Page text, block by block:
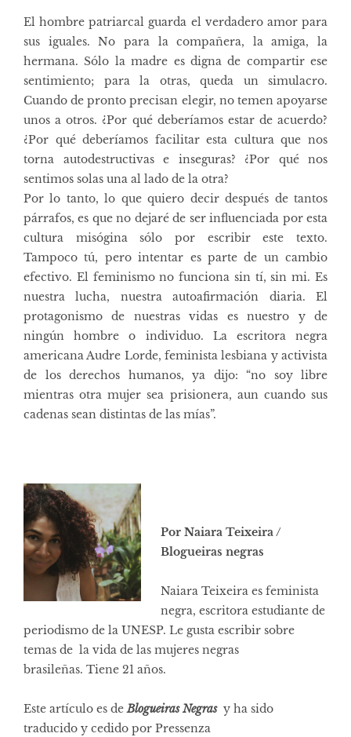
El hombre patriarcal guarda el verdadero amor para
sus iguales. No para la compañera, la amiga, la
hermana. Sólo la madre es digna de compartir ese
sentimiento; para la otras, queda un simulacro.
Cuando de pronto precisan elegir, no temen apoyarse
unos a otros. ¿Por qué deberíamos estar de acuerdo?
¿Por qué deberíamos facilitar esta cultura que nos
torna autodestructivas e inseguras? ¿Por qué nos
sentimos solas una al lado de la otra?
Por lo tanto, lo que quiero decir después de tantos
párrafos, es que no dejaré de ser influenciada por esta
cultura misógina sólo por escribir este texto.
Tampoco tú, pero intentar es parte de un cambio
efectivo. El feminismo no funciona sin tí, sin mi. Es
nuestra lucha, nuestra autoafirmación diaria. El
protagonismo de nuestras vidas es nuestro y de
ningún hombre o individuo. La escritora negra
americana Audre Lorde, feminista lesbiana y activista
de los derechos humanos, ya dijo: “no soy libre
mientras otra mujer sea prisionera, aun cuando sus
cadenas sean distintas de las mías”.
Por Naiara Teixeira /
Blogueiras negras
Naiara Teixeira es feminista
negra, escritora estudiante de
periodismo de la UNESP. Le gusta escribir sobre
temas de la vida de las mujeres negras
brasileñas. Tiene 21 años.
Este artículo es deBlogueiras Negras y ha sido
traducido y cedido por Pressenza